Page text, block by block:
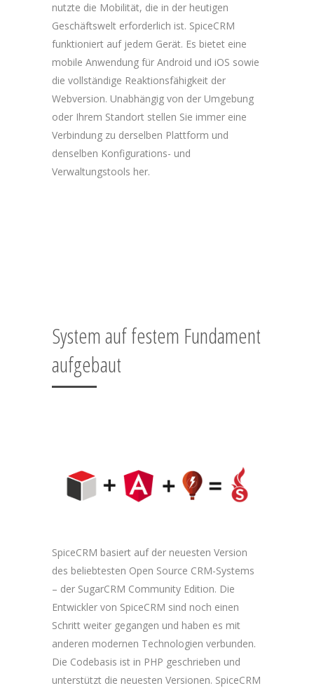
nutzte die Mobilität, die in der heutigen
Geschäftswelt erforderlich ist. SpiceCRM
funktioniert auf jedem Gerät. Es bietet eine
mobile Anwendung für Android und iOS sowie
die vollständige Reaktionsfähigkeit der
Webversion. Unabhängig von der Umgebung
oder Ihrem Standort stellen Sie immer eine
Verbindung zu derselben Plattform und
denselben Konfigurations- und
Verwaltungstools her.
System auf festem Fundament
aufgebaut
SpiceCRM basiert auf der neuesten Version
des beliebtesten Open Source CRM-Systems
– der SugarCRM Community Edition. Die
Entwickler von SpiceCRM sind noch einen
Schritt weiter gegangen und haben es mit
anderen modernen Technologien verbunden.
Die Codebasis ist in PHP geschrieben und
unterstützt die neuesten Versionen. SpiceCRM